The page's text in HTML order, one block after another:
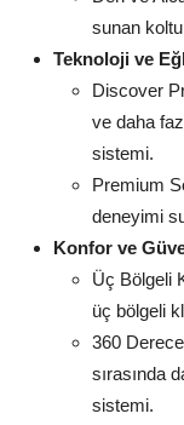
sunan
Teknoloji ve
Discover
ve daha
sistemi.
Premium
deneyimi
Konfor ve
Üç Bölgeli
üç bölgeli
360
sırasında
sistemi.